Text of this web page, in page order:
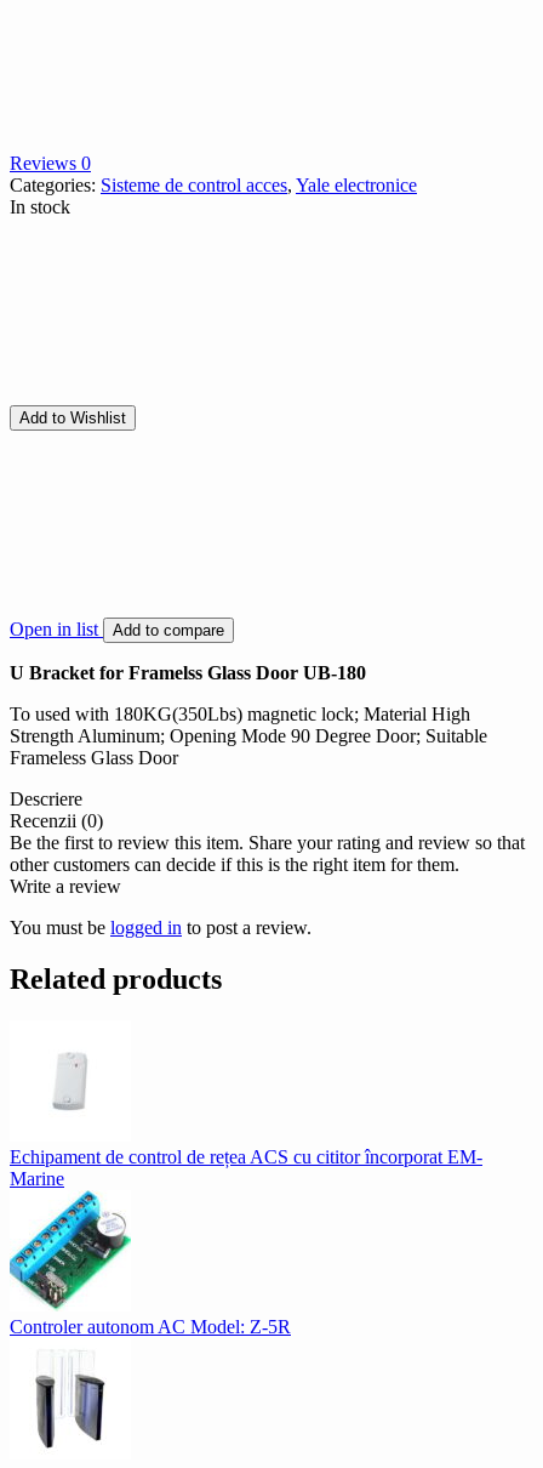
Reviews 0
Categories: Sisteme de control acces, Yale electronice
In stock
Add to Wishlist
Open in list Add to compare
U Bracket for Framelss Glass Door UB-180
To used with 180KG(350Lbs) magnetic lock; Material High
Strength Aluminum; Opening Mode 90 Degree Door; Suitable
Frameless Glass Door
Descriere
Recenzii (0)
Be the first to review this item. Share your rating and review so that
other customers can decide if this is the right item for them.
Write a review
You must be logged in to post a review.
Related products
Echipament de control de rețea ACS cu cititor încorporat EM-
Marine
Controler autonom AC Model: Z-5R